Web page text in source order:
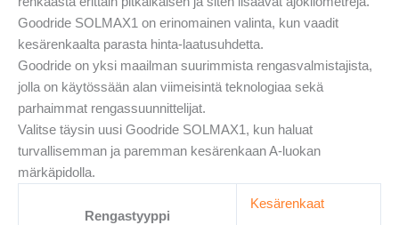
Goodride SOLMAX1 on erinomainen valinta, kun vaadit
kesärenkaalta parasta hinta-laatusuhdetta.
Goodride on yksi maailman suurimmista rengasvalmistajista,
jolla on käytössään alan viimeisintä teknologiaa sekä
parhaimmat rengassuunnittelijat.
Valitse täysin uusi Goodride SOLMAX1, kun haluat
turvallisemman ja paremman kesärenkaan A-luokan
märkäpidolla.
Rengastyyppi
Kesärenkaat